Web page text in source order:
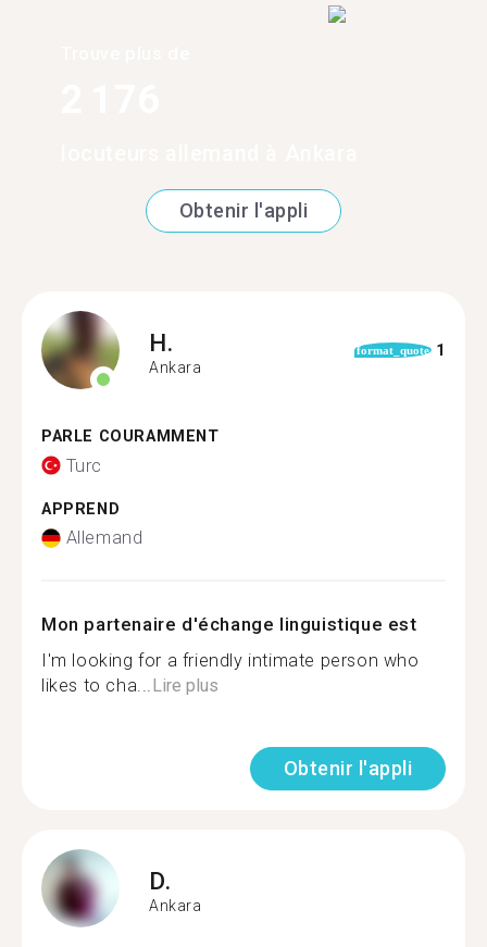
Obtenir l'appli
H.
Ankara
format_quote 1
PARLE COURAMMENT
Turc
APPREND
Allemand
Mon partenaire d'échange linguistique est
I'm looking for a friendly intimate person who
likes to cha...Lire plus
Obtenir l'appli
D.
Ankara